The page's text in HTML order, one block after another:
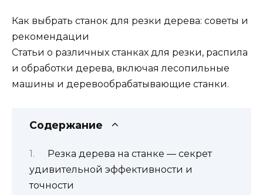
Как выбрать станок для резки дерева: советы и
рекомендации
Статьи о различных станках для резки, распила
и обработки дерева, включая лесопильные
машины и деревообрабатывающие станки.
Содержание
Резка дерева на станке — секрет
удивительной эффективности и
точности